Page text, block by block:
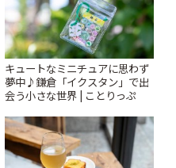
キュートなミニチュアに思わず
夢中♪鎌倉「イクスタン」で出
会う小さな世界 | ことりっぷ